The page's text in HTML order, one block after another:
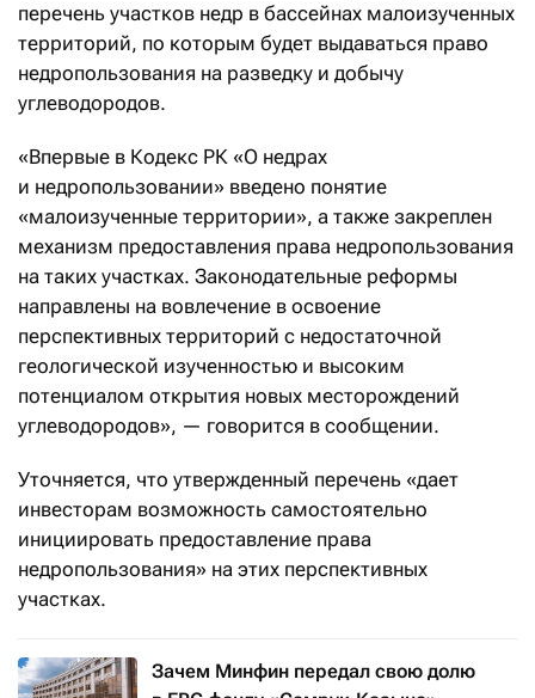
перечень участков недр в бассейнах малоизученных
территорий, по которым будет выдаваться право
недропользования на разведку и добычу
углеводородов.
«Впервые в Кодекс РК «О недрах
и недропользовании» введено понятие
«малоизученные территории», а также закреплен
механизм предоставления права недропользования
на таких участках. Законодательные реформы
направлены на вовлечение в освоение
перспективных территорий с недостаточной
геологической изученностью и высоким
потенциалом открытия новых месторождений
углеводородов», — говорится в сообщении.
Уточняется, что утвержденный перечень «дает
инвесторам возможность самостоятельно
инициировать предоставление права
недропользования» на этих перспективных
участках.
Зачем Минфин передал свою долю